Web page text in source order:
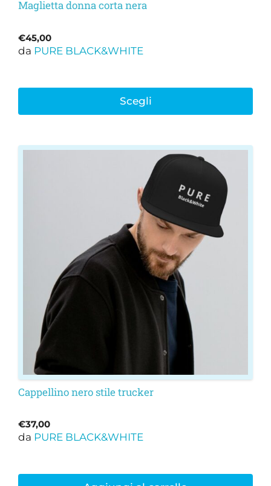
Maglietta donna corta nera
€45,00
da PURE BLACK&WHITE
Scegli
Cappellino nero stile trucker
€37,00
da PURE BLACK&WHITE